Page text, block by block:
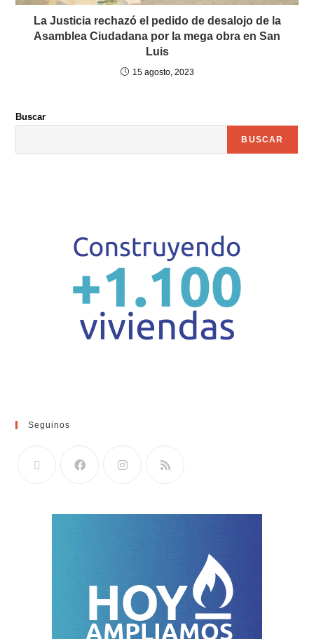
La Justicia rechazó el pedido de desalojo de la
Asamblea Ciudadana por la mega obra en San
Luis
15 agosto, 2023
Buscar
BUSCAR
Seguinos